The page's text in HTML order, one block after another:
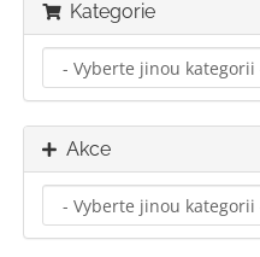
Kategorie
Akce